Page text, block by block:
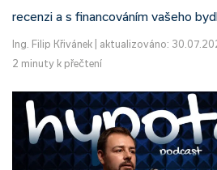
recenzi a s financováním vašeho
Ing. Filip Křivánek
aktualizováno:
2 minuty k přečtení